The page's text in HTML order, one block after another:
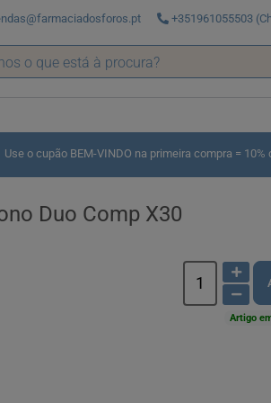
+351961055503
Use o cupão BEM-VINDO na primeira compra =
Duo Comp X30
Artigo